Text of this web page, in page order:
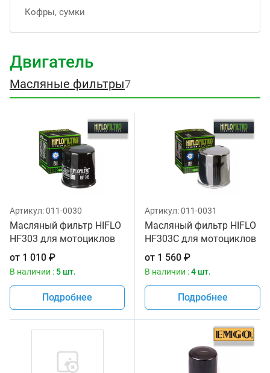
Кофры, сумки
Двигатель
Масляные фильтры7
Артикул:011-0030
Масляный фильтр HIFLO
HF303 для мотоциклов
от 1 010 ₽
В наличии : 5 шт.
Подробнее
Артикул:011-0031
Масляный фильтр HIFLO
HF303C для мотоциклов
от 1 560 ₽
В наличии :4 шт.
Подробнее